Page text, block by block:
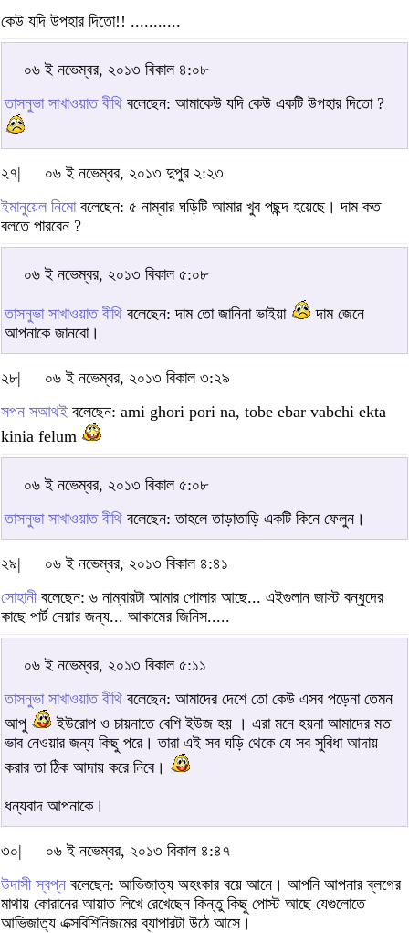
কেউ যদি উপহার দিতো!! ...........
০৬ ই নভেম্বর, ২০১৩ বিকাল ৪:০৮
তাসনুভা সাখাওয়াত বীথি বলেছেন: আমাকেউ যদি কেউ একটি উপহার দিতো ?
২৭|
০৬ ই নভেম্বর, ২০১৩ দুপুর ২:২৩
ইমানুয়েল নিমোবলেছেন: ৫ নাম্বার ঘড়িটি আমার খুব পছন্দ হয়েছে। দাম কত
বলতে পারবেন ?
০৬ ই নভেম্বর, ২০১৩ বিকাল ৫:০৮
তাসনুভা সাখাওয়াত বীথি বলেছেন: দাম তো জানিনা ভাইয়া
দাম জেনে
আপনাকে জানবো।
২৮|
০৬ ই নভেম্বর, ২০১৩ বিকাল ৩:২৯
সপন সআথই বলেছেন: ami ghori pori na, tobe ebar vabchi ekta
kinia felum
০৬ ই নভেম্বর, ২০১৩ বিকাল ৫:০৮
তাসনুভা সাখাওয়াত বীথি বলেছেন: তাহলে তাড়াতাড়ি একটি কিনে ফেলুন।
২৯|
০৬ ই নভেম্বর, ২০১৩ বিকাল ৪:৪১
সোহানীবলেছেন: ৬ নাম্বারটা আমার পোলার আছে... এইগুলান জাস্ট বন্ধুদের
কাছে পার্ট নেয়ার জন্য... আকামের জিনিস.....
০৬ ই নভেম্বর, ২০১৩ বিকাল ৫:১১
তাসনুভা সাখাওয়াত বীথি বলেছেন: আমাদের দেশে তো কেউ এসব পড়েনা তেমন
আপু
ইউরোপ ও চায়নাতে বেশি ইউজ হয় । এরা মনে হয়না আমাদের মত
ভাব নেওয়ার জন্য কিছু পরে। তারা এই সব ঘড়ি থেকে যে সব সুবিধা আদায়
করার তা ঠিক আদায় করে নিবে।
ধন্যবাদ আপনাকে।
৩০|
০৬ ই নভেম্বর, ২০১৩ বিকাল ৪:৪৭
উদাসী স্বপ্ন বলেছেন: আভিজাত্য অহংকার বয়ে আনে। আপনি আপনার ব্লগের
মাথায় কোরানের আয়াত লিখে রেখেছেন কিন্তু কিছু পোস্ট আছে যেগুলোতে
আভিজাত্য এক্সবিশিনিজমের ব্যাপারটা উঠে আসে।